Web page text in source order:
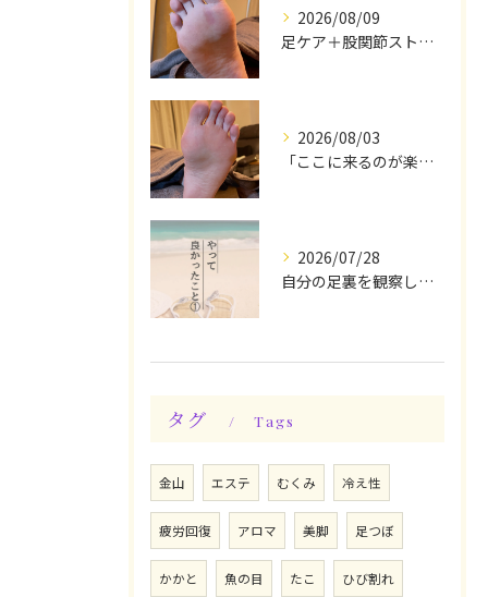
2026/08/09
足ケア＋股関節ストレッチ込み身体整えケアでスッキリ♪
2026/08/03
「ここに来るのが楽しみです♪」と、言っていただけます◎
2026/07/28
自分の足裏を観察してみる！やって良かったぁ〜♪
タグ Tags
金山 エステ むくみ 冷え性
疲労回復 アロマ 美脚 足つぼ
かかと 魚の目 たこ ひび割れ